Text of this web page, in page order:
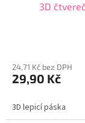
3D
24,71 Kč bez DPH
29,90 Kč
3D lepicí páska